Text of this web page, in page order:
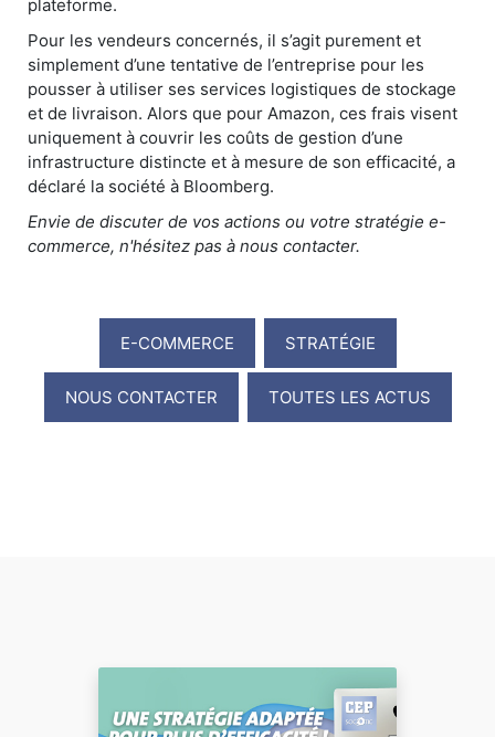
plateforme.
Pour les vendeurs concernés, il s’agit purement et
simplement d’une tentative de l’entreprise pour les
pousser à utiliser ses services logistiques de stockage
et de livraison. Alors que pour Amazon, ces frais visent
uniquement à couvrir les coûts de gestion d’une
infrastructure distincte et à mesure de son efficacité, a
déclaré la société à Bloomberg.
Envie de discuter de vos actions ou votre stratégie e-
commerce, n'hésitez pas à nous contacter.
E-COMMERCE STRATÉGIE
NOUS CONTACTER TOUTES LES ACTUS